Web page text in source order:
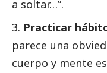
a soltar…”.
Practicar
parece una
cuerpo y mente